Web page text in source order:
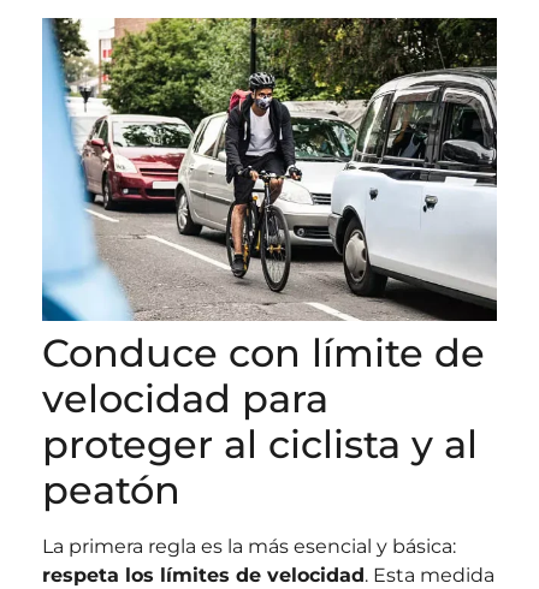
Conduce con límite de
velocidad para
proteger al ciclista y al
peatón
La primera regla es la más esencial y básica:
respeta los límites de velocidad. Esta medida